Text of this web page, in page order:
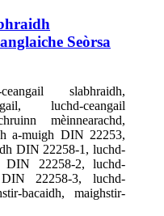
Seòrsa
slabhraidh,
luchd-ceangail
mèinnearachd,
a-muigh DIN 22253,
DIN 22258-1, luchd-
DIN 22258-2, luchd-
22258-3, luchd-
bacaidh, maighstir-